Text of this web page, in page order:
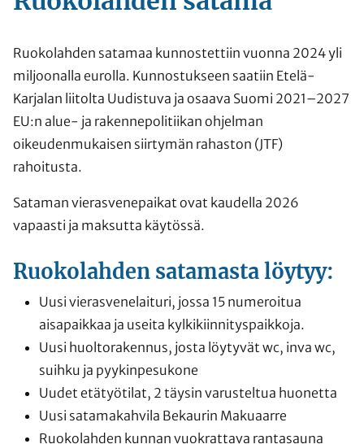
Ruokolahden satamaa kunnostettiin vuonna 2024 yli
miljoonalla eurolla. Kunnostukseen saatiin Etelä-
Karjalan liitolta Uudistuva ja osaava Suomi 2021–2027
EU:n alue- ja rakennepolitiikan ohjelman
oikeudenmukaisen siirtymän rahaston (JTF)
rahoitusta.
Sataman vierasvenepaikat ovat kaudella 2026
vapaasti ja maksutta käytössä.
Ruokolahden satamasta löytyy:
Uusi vierasvenelaituri, jossa 15 numeroitua
aisapaikkaa ja useita kylkikiinnityspaikkoja.
Uusi huoltorakennus, josta löytyvät wc, inva wc,
suihku ja pyykinpesukone
Uudet etätyötilat, 2 täysin varusteltua huonetta
Uusi satamakahvila Bekaurin Makuaarre
Ruokolahden kunnan vuokrattava rantasauna